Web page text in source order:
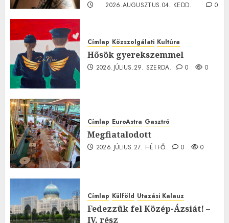
2026.AUGUSZTUS.04. KEDD.
0
Címlap Közszolgálati Kultúra
Hősök gyerekszemmel
2026.JÚLIUS.29. SZERDA. 0 0
Címlap EuroAstra Gasztró
Megfiatalodott
2026.JÚLIUS.27. HÉTFŐ. 0 0
Címlap Külföld Utazási Kalauz
Fedezzük fel Közép-Ázsiát! –
IV. rész